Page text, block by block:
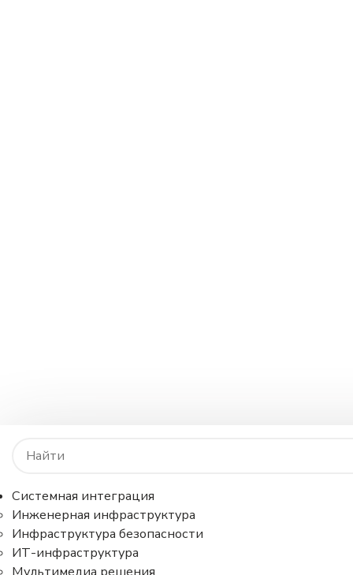
Системная интеграция
Инженерная инфраструктура
Инфраструктура безопасности
ИТ-инфраструктура